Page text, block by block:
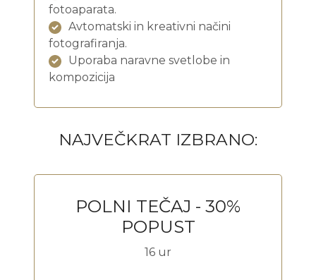
fotoaparata.
Avtomatski in kreativni načini
fotografiranja.
Uporaba naravne svetlobe in
kompozicija
NAJVEČKRAT IZBRANO:
POLNI TEČAJ - 30%
POPUST
16 ur